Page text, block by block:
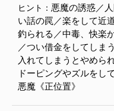
ヒント： 悪魔の誘惑／
い話の罠／楽をして近
釣られる／中毒、快楽
／つい借金をしてしま
入れてしまうとやめら
ドーピングやズルをし
悪魔《正位置》